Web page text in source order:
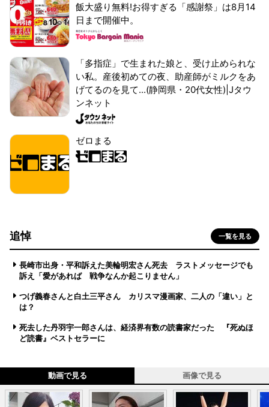
飯大盛り無料!お得すぎる「感謝祭」は8月14
日まで開催中。
「多指症」で生まれた娘と、受け止められな
い私。産後初めての夜、助産師がミルクをあ
げてるのを見て...(静岡県・20代女性)|Jタウ
ンネット
ゼロまる
追悼 一覧を見る
長崎市出身・平和訴えた美輪明宏さん死去 ラストメッセージでも
訴え「愛があれば 戦争なんか起こりません」
つげ義春さんと白土三平さん カリスマ漫画家、二人の「違い」と
は？
死去した丹羽宇一郎さんは、経済界有数の読書家だった 『死ぬほ
ど読書』ベストセラーに
動画で見る 画像で見る